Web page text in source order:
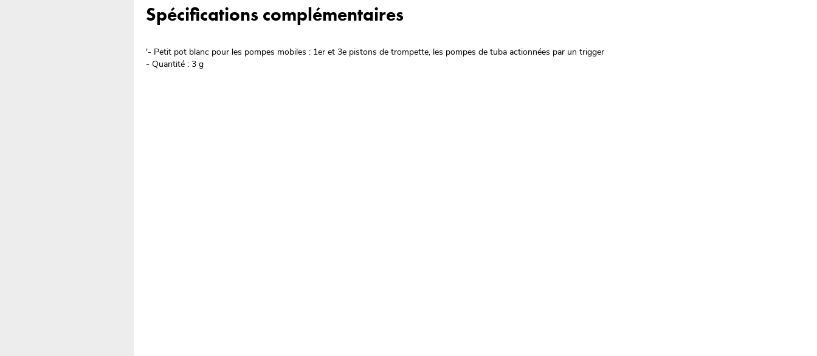
Spécifications complémentaires
'- Petit pot blanc pour les pompes mobiles : 1er et 3e pistons de trompette, les pompes de tuba actionnées par un trigger
- Quantité : 3 g